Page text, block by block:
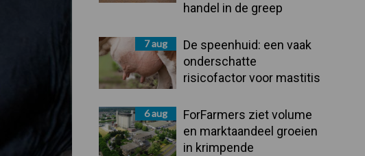
handel in de greep
7 aug
De speenhuid: een vaak
onderschatte
risicofactor voor mastitis
6 aug
ForFarmers ziet volume
en marktaandeel groeien
in krimpende